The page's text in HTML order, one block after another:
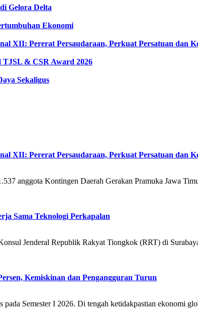
Gelora Delta
Ekonomi
XII: Pererat Persaudaraan, Perkuat Persatuan dan
TJSL & CSR Award 2026
Sekaligus
XII: Pererat Persaudaraan, Perkuat Persatuan dan
anggota Kontingen Daerah Gerakan Pramuka Jawa
Sama Teknologi Perkapalan
Jenderal Republik Rakyat Tiongkok (RRT) di
Kemiskinan dan Pengangguran Turun
Semester I 2026. Di tengah ketidakpastian ekonomi